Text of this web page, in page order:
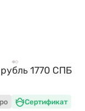
1770 СПБ
Сертификат